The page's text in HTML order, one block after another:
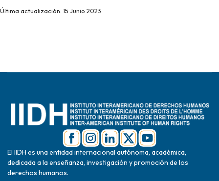
Última actualización: 15 Junio 2023
El IIDH es una entidad internacional autónoma, académica,
dedicada a la enseñanza, investigación y promoción de los
derechos humanos.